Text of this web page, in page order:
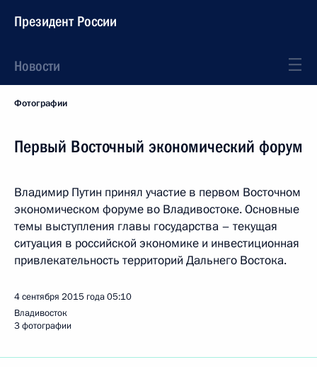
Президент России
Новости
Фотографии
Первый Восточный экономический форум
Владимир Путин принял участие в первом Восточном
экономическом форуме во Владивостоке. Основные
темы выступления главы государства ­– текущая
ситуация в российской экономике и инвестиционная
привлекательность территорий Дальнего Востока.
4 сентября 2015 года05:10
Владивосток
3 фотографии